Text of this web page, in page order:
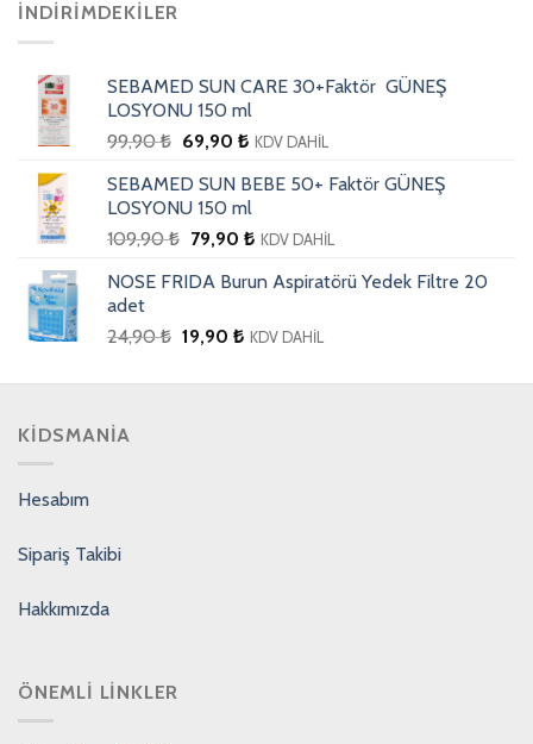
İNDIRIMDEKILER
SEBAMED SUN CARE 30+Faktör GÜNEŞ
LOSYONU 150 ml
99,90₺ 69,90 ₺ KDV DAHİL
SEBAMED SUN BEBE 50+ Faktör GÜNEŞ
LOSYONU 150 ml
109,90₺ 79,90 ₺ KDV DAHİL
NOSE FRIDA Burun Aspiratörü Yedek Filtre 20
adet
24,90₺ 19,90 ₺ KDV DAHİL
KIDSMANIA
Hesabım
Sipariş Takibi
Hakkımızda
ÖNEMLI LINKLER